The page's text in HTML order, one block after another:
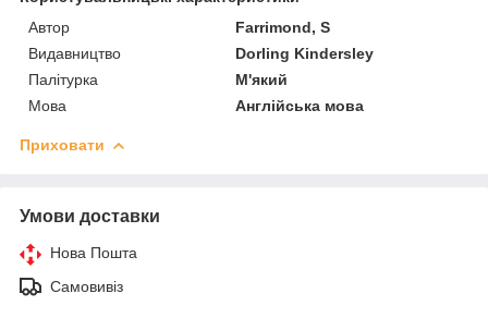
Автор
Farrimond, S
Видавництво
Dorling Kindersley
Палітурка
М'який
Мова
Англійська мова
Приховати
Умови доставки
Нова Пошта
Самовивіз